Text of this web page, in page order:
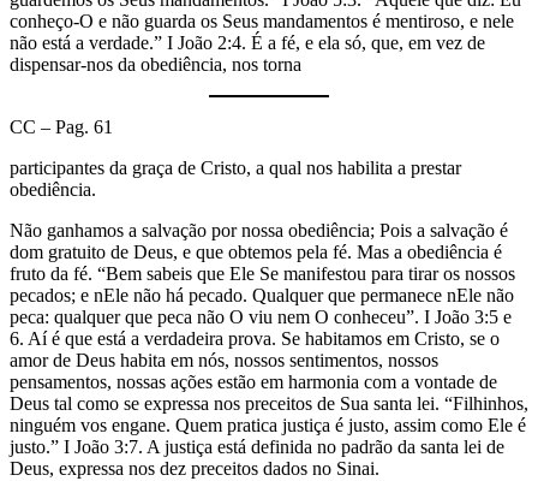
conheço-O e não guarda os Seus mandamentos é mentiroso, e nele
não está a verdade.” I João 2:4. É a fé, e ela só, que, em vez de
dispensar-nos da obediência, nos torna
CC – Pag. 61
participantes da graça de Cristo, a qual nos habilita a prestar
obediência.
Não ganhamos a salvação por nossa obediência; Pois a salvação é
dom gratuito de Deus, e que obtemos pela fé. Mas a obediência é
fruto da fé. “Bem sabeis que Ele Se manifestou para tirar os nossos
pecados; e nEle não há pecado. Qualquer que permanece nEle não
peca: qualquer que peca não O viu nem O conheceu”. I João 3:5 e
6. Aí é que está a verdadeira prova. Se habitamos em Cristo, se o
amor de Deus habita em nós, nossos sentimentos, nossos
pensamentos, nossas ações estão em harmonia com a vontade de
Deus tal como se expressa nos preceitos de Sua santa lei. “Filhinhos,
ninguém vos engane. Quem pratica justiça é justo, assim como Ele é
justo.” I João 3:7. A justiça está definida no padrão da santa lei de
Deus, expressa nos dez preceitos dados no Sinai.